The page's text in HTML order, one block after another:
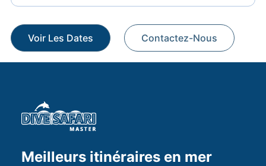
Voir Les Dates Contactez-Nous
Meilleurs itinéraires en mer